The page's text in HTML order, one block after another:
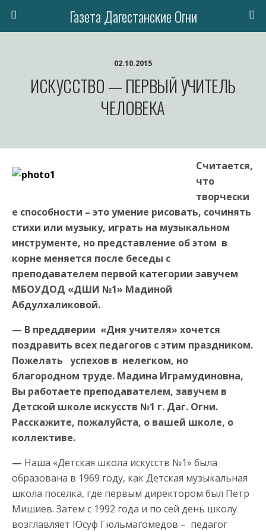
Газета Дагестанские Огни
02.10.2015
ИСКУССТВО — ПЕРВЫЙ УЧИТЕЛЬ
ЧЕЛОВЕКА
Считается,
что
творчески
е способности – это умение рисовать, сочинять
стихи или музыку, играть на музыкальном
инструменте, но представление об этом в
корне меняется после беседы с
преподавателем первой категории завучем
МБОУДОД «ДШИ №1» Мадиной
Абдулхаликовой.
— В преддверии «Дня учителя» хочется
поздравить всех педагогов с этим праздником.
Пожелать успехов в нелегком, но
благородном труде. Мадина Играмудиновна,
Вы работаете преподавателем, завучем в
Детской школе искусств №1 г. Даг. Огни.
Расскажите, пожалуйста, о вашей школе, о
коллективе.
— Наша «Детская школа искусств №1» была
образована в 1969 году, как Детская музыкальная
школа поселка, где первым директором был Петр
Мишиев. Затем с 1992 года и по сей день школу
возглавляет Юсуф Гюльмагомедов – педагог